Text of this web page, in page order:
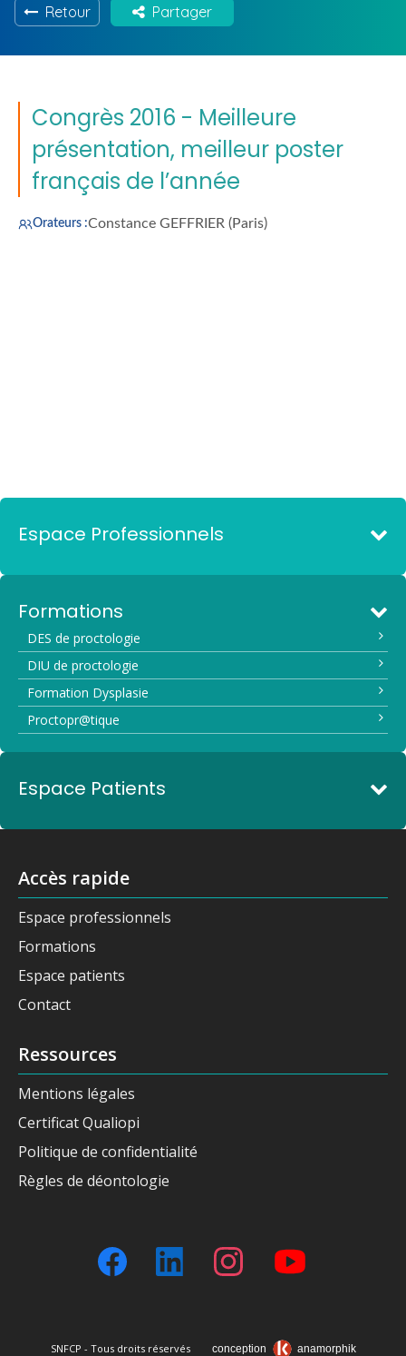
Retour Partager
Congrès 2016 - Meilleure
présentation, meilleur poster
français de l’année
Orateurs :Constance GEFFRIER (Paris)
Espace Professionnels
Formations
DES de proctologie
DIU de proctologie
Formation Dysplasie
Proctopr@tique
Espace Patients
Accès rapide
Espace professionnels
Formations
Espace patients
Contact
Ressources
Mentions légales
Certificat Qualiopi
Politique de confidentialité
Règles de déontologie
SNFCP - Tous droits réservés